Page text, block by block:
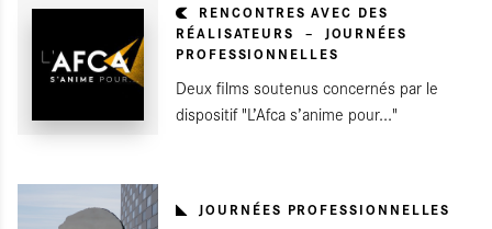
RENCONTRES AVEC DES
RÉALISATEURS
JOURNÉES
PROFESSIONNELLES
Deux films soutenus concernés par le
dispositif "L’Afca s’anime pour..."
JOURNÉES PROFESSIONNELLES